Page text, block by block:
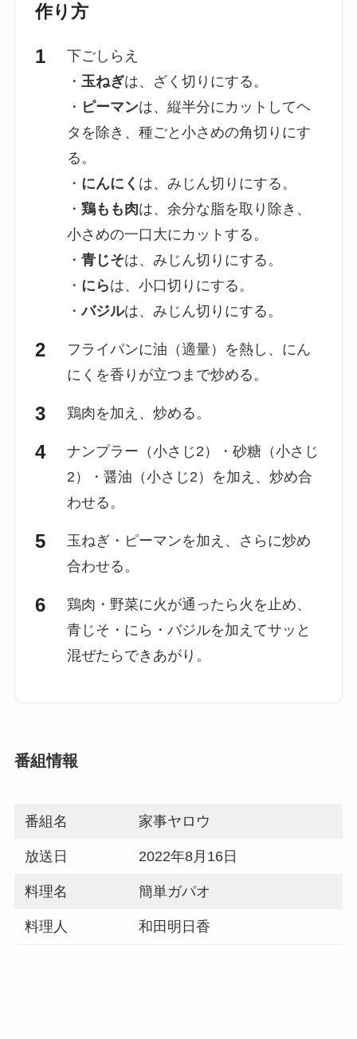
作り方
下ごしらえ
・ 玉ねぎは、ざく切りにする。
・ ピーマンは、縦半分にカットしてヘ
タを除き、種ごと小さめの角切りにす
る。
・ にんにく は、みじん切りにする。
・ 鶏もも肉は、余分な脂を取り除き、
小さめの一口大にカットする。
・ 青じそは、みじん切りにする。
・ にらは、小口切りにする。
・バジルは、みじん切りにする。
フライパンに油（適量）を熱し、にん
にくを香りが立つまで炒める。
鶏肉を加え、炒める。
ナンプラー（小さじ2）・砂糖（小さじ
2）・醤油（小さじ2）を加え、炒め合
わせる。
玉ねぎ・ピーマンを加え、さらに炒め
合わせる。
鶏肉・野菜に火が通ったら火を止め、
青じそ・にら・バジルを加えてサッと
混ぜたらできあがり。
番組情報
番組名 家事ヤロウ
放送日 2022年8月16日
料理名 簡単ガパオ
料理人 和田明日香